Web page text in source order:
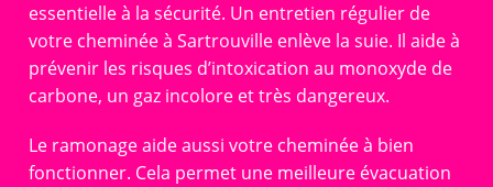
essentielle à la sécurité. Un entretien régulier de
votre cheminée à Sartrouville enlève la suie. Il aide à
prévenir les risques d’intoxication au monoxyde de
carbone, un gaz incolore et très dangereux.
Le ramonage aide aussi votre cheminée à bien
fonctionner. Cela permet une meilleure évacuation